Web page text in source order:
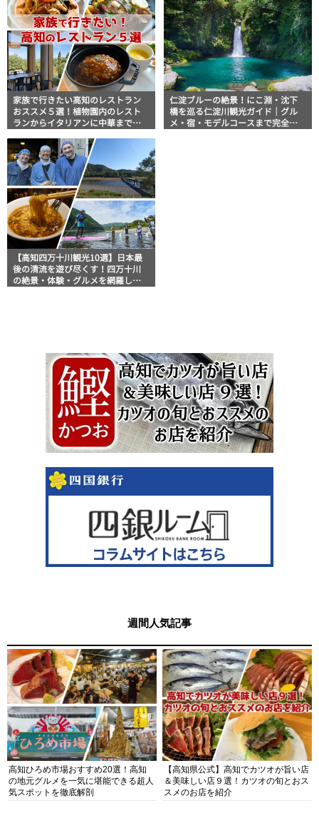
家族で行きたい高知のレストラン
おススメ５選！植物園内のレスト
ランからイタリアンに中華まで楽
仁淀ブルーの絶景！にこ淵・沈下
橋を巡る仁淀川観光ガイド｜グル
メ・宿・モデルコースまで完全網
【高知四万十川観光10選】日本最
後の清流を遊び尽くす！四万十川
の絶景・体験・グルメを網羅した
週間人気記事
高知ひろめ市場おすすめ20選！高知
の地元グルメを一気に堪能できる超人
気スポットを徹底解剖
【高知県公式】高知でカツオが旨い店
＆美味しい店９選！カツオの旬とおス
スメのお店を紹介